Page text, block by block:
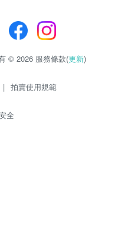
© 2026 服務條款(更新)
| 拍賣使用規範
全